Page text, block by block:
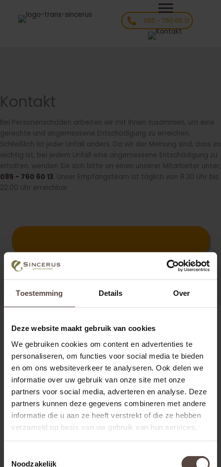
Toestemming Details Over
Deze website maakt gebruik van cookies
We gebruiken cookies om content en advertenties te
personaliseren, om functies voor social media te bieden
en om ons websiteverkeer te analyseren. Ook delen we
informatie over uw gebruik van onze site met onze
partners voor social media, adverteren en analyse. Deze
partners kunnen deze gegevens combineren met andere
informatie die u aan ze heeft verstrekt of die ze hebben
verzameld op basis van uw gebruik van hun services.
Noodzakelijk
085 - 760 60 13
Kontakt
Bei Personenschäden arbeiten wir mit Ihnen zusammen, um eine
gerechte und angemessene Entschädigung zu erreichen.
Schließlich ist jeder Unfall anders. Da wir der Meinung sind, dass es
wichtig ist, bei jedem Unfall eine angemessene Entschädigung zu
erhalten, wenden Sie sich bitte an einen unserer Mitarbeiter unter;
085 - 760 60 13. Unser Empfangsteam ist täglich von 8.30 Uhr bis
22.00 Uhr erreichbar